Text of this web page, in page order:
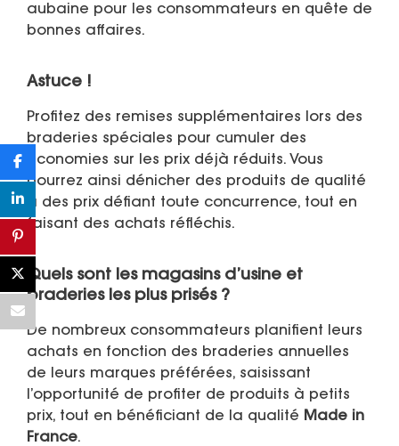
aubaine pour les consommateurs en quête de
bonnes affaires.
Astuce !
Profitez des remises supplémentaires lors des
braderies spéciales pour cumuler des
économies sur les prix déjà réduits. Vous
pourrez ainsi dénicher des produits de qualité
à des prix défiant toute concurrence, tout en
faisant des achats réfléchis.
Quels sont les magasins d’usine et
braderies les plus prisés ?
De nombreux consommateurs planifient leurs
achats en fonction des braderies annuelles
de leurs marques préférées, saisissant
l’opportunité de profiter de produits à petits
prix, tout en bénéficiant de la qualité Made in
France.